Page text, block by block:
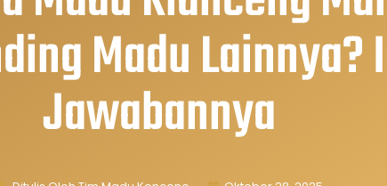
Madu Lainnya?
Jawabannya